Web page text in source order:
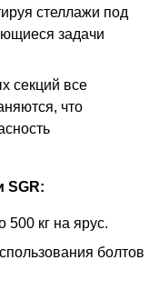
стеллажи под
задачи
секций все
что
SGR:
кг на ярус.
болтов